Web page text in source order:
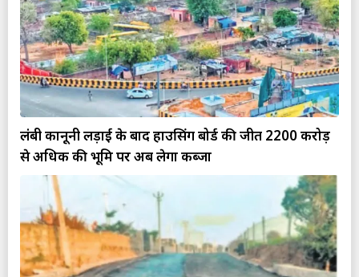
लंबी कानूनी लड़ाई के बाद हाउसिंग बोर्ड की जीत ₹2200 करोड़
से अधिक की भूमि पर अब लेगा कब्जा